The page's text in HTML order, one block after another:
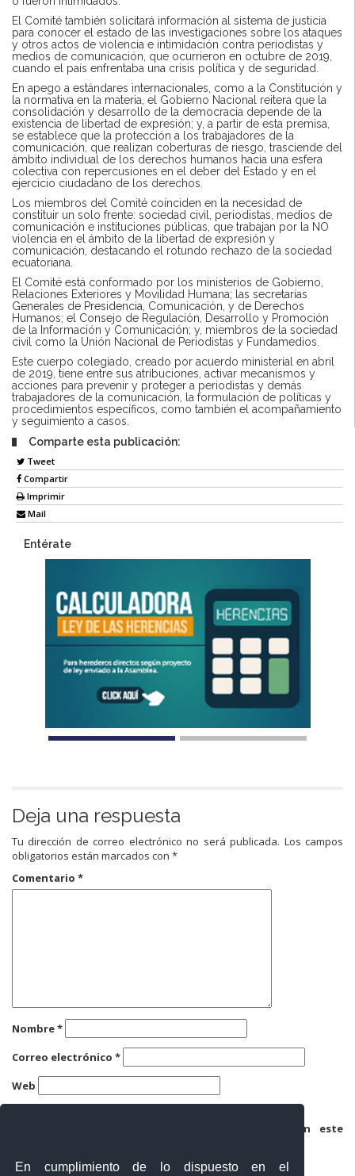
En cumplimiento de lo dispuesto en el
El Comité también solicitará información al sistema de justicia
para conocer el estado de las investigaciones sobre los ataques
y otros actos de violencia e intimidación contra periodistas y
medios de comunicación, que ocurrieron en octubre de 2019,
cuando el país enfrentaba una crisis política y de seguridad.
En apego a estándares internacionales, como a la Constitución y
la normativa en la materia, el Gobierno Nacional reitera que la
consolidación y desarrollo de la democracia depende de la
existencia de libertad de expresión; y, a partir de esta premisa,
se establece que la protección a los trabajadores de la
comunicación, que realizan coberturas de riesgo, trasciende del
ámbito individual de los derechos humanos hacia una esfera
colectiva con repercusiones en el deber del Estado y en el
ejercicio ciudadano de los derechos.
Los miembros del Comité coinciden en la necesidad de
constituir un solo frente: sociedad civil, periodistas, medios de
comunicación e instituciones públicas, que trabajan por la NO
violencia en el ámbito de la libertad de expresión y
comunicación, destacando el rotundo rechazo de la sociedad
ecuatoriana.
El Comité está conformado por los ministerios de Gobierno,
Relaciones Exteriores y Movilidad Humana; las secretarías
Generales de Presidencia, Comunicación, y de Derechos
Humanos; el Consejo de Regulación, Desarrollo y Promoción
de la Información y Comunicación; y, miembros de la sociedad
civil como la Unión Nacional de Periodistas y Fundamedios.
Este cuerpo colegiado, creado por acuerdo ministerial en abril
de 2019, tiene entre sus atribuciones, activar mecanismos y
acciones para prevenir y proteger a periodistas y demás
trabajadores de la comunicación, la formulación de políticas y
procedimientos específicos, como también el acompañamiento
y seguimiento a casos.
Comparte esta publicación:
Tweet
Compartir
Imprimir
Mail
Entérate
Deja una respuesta
Tu dirección de correo electrónico no será publicada. Los campos
obligatorios están marcados con *
Comentario *
Nombre*
Correo electrónico *
Web
Guarda mi nombre, correo electrónico y web en este